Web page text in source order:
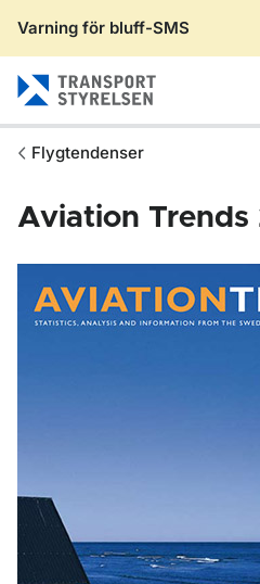
Varning för bluff-SMS
Flygtendenser
Aviation